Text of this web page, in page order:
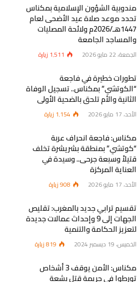
مندوبية الشؤون الإسلامية بمكناس
تحدد موعد صلاة عيد الأضحى لعام
1447هـ/2026م ولائحة المصليات
والمساجد الجامعة
الجمعة، 22 مايو 2026 1٬511 زيارة
تطورات خطيرة في فاجعة
“الكوتشي” بمكناس.. تسجيل الوفاة
الثانية والأم تلحق بالضحية الأولى
الأحد، 17 مايو 2026 1٬154 زيارة
مكناس: فاجعة انحراف عربة
“كوتشي” بمنطقة بشريشرة تخلف
قتيلاً وسبعة جرحى.. وسيدة في
العناية المركزة
الأحد، 17 مايو 2026 908زيارة
تقسيم ترابي جديد بالمغرب: تقليص
الجهات إلى 9 وإحداث عمالات جديدة
لتعزيز الحكامة والتنمية
الخميس، 19 ديسمبر 2024 819زيارة
مكناس: الأمن يوقف 3 أشخاص
تورطوا في جريمة قتل بشعة